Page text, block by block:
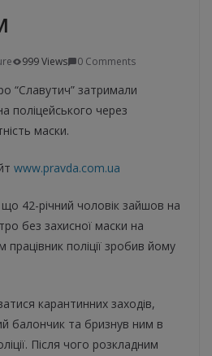
999 Views 0 Comments
“Славутич” затримали
поліцейського через
маски.
www.pravda.com.ua
42-річний чоловік зайшов на
без захисної маски на
працівник поліції зробив йому
карантинних заходів,
балончик та бризнув ним в
Після чого розкладним